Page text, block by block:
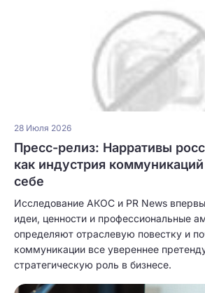
28 Июля 2026
Пресс-релиз: Нарративы
как индустрия коммуникаций
себе
Исследование АКОС и PR News
идеи, ценности и профессиональные
определяют отраслевую повестку и
коммуникации все увереннее
стратегическую роль в бизнесе.